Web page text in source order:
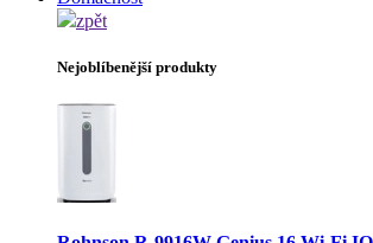
zpět
Nejoblíbenější produkty